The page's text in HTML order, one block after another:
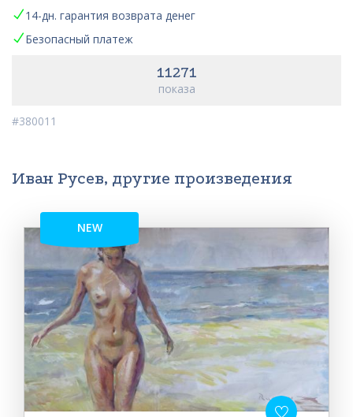
14-дн. гарантия возврата денег
Безопасный платеж
11271
показа
#380011
Иван Русев, другие произведения
NEW